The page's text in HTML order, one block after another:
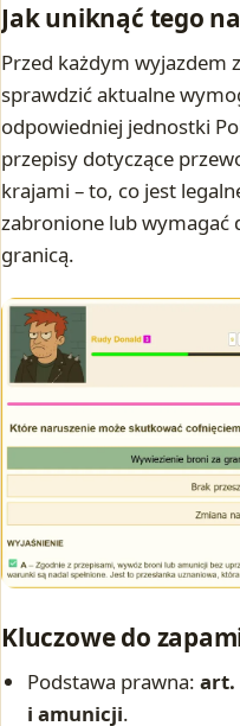
Jak uniknąć tego
Przed każdym wyjazdem
sprawdzić aktualne
odpowiedniej jednostki
przepisy dotyczące
krajami – to, co jest
zabronione lub wymagać
granicą.
Kluczowe do
Podstawa prawna:art.
i amunicji.